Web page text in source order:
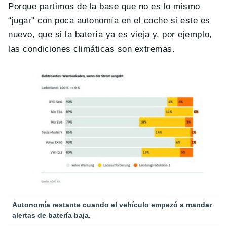
Porque partimos de la base que no es lo mismo
“jugar” con poca autonomía en el coche si este es
nuevo, que si la batería ya es vieja y, por ejemplo,
las condiciones climáticas son extremas.
Autonomía restante cuando el vehículo empezó a mandar
alertas de batería baja.